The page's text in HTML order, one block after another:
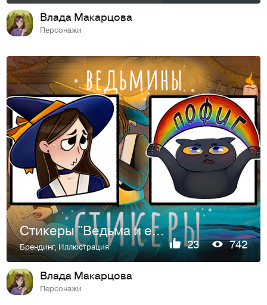
Влада Макарцова
Персонажи
Стикеры "Ведьма и ее кот"
Брендинг,Иллюстрация 23 742
Влада Макарцова
Персонажи